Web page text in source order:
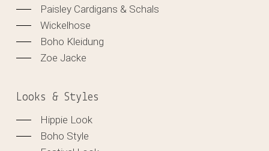
Paisley Cardigans & Schals
Wickelhose
Boho Kleidung
Zoe Jacke
Looks & Styles
Hippie Look
Boho Style